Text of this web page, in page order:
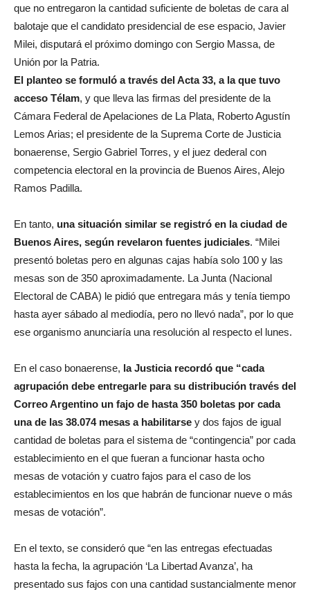
que no entregaron la cantidad suficiente de boletas de cara al
balotaje que el candidato presidencial de ese espacio, Javier
Milei, disputará el próximo domingo con Sergio Massa, de
Unión por la Patria.
El planteo se formuló a través del Acta 33, a la que tuvo
acceso Télam, y que lleva las firmas del presidente de la
Cámara Federal de Apelaciones de La Plata, Roberto Agustín
Lemos Arias; el presidente de la Suprema Corte de Justicia
bonaerense, Sergio Gabriel Torres, y el juez dederal con
competencia electoral en la provincia de Buenos Aires, Alejo
Ramos Padilla.
En tanto, una situación similar se registró en la ciudad de
Buenos Aires, según revelaron fuentes judiciales. “Milei
presentó boletas pero en algunas cajas había solo 100 y las
mesas son de 350 aproximadamente. La Junta (Nacional
Electoral de CABA) le pidió que entregara más y tenía tiempo
hasta ayer sábado al mediodía, pero no llevó nada”, por lo que
ese organismo anunciaría una resolución al respecto el lunes.
En el caso bonaerense, la Justicia recordó que “cada
agrupación debe entregarle para su distribución través del
Correo Argentino un fajo de hasta 350 boletas por cada
una de las 38.074 mesas a habilitarse y dos fajos de igual
cantidad de boletas para el sistema de “contingencia” por cada
establecimiento en el que fueran a funcionar hasta ocho
mesas de votación y cuatro fajos para el caso de los
establecimientos en los que habrán de funcionar nueve o más
mesas de votación”.
En el texto, se consideró que “en las entregas efectuadas
hasta la fecha, la agrupación ‘La Libertad Avanza’, ha
presentado sus fajos con una cantidad sustancialmente menor